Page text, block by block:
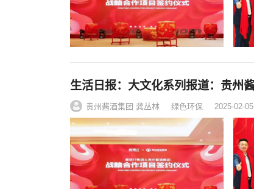
生活日报：大文化系列报道：贵州
贵州酱酒集团 龚丛林 绿色环保 2025-02-05